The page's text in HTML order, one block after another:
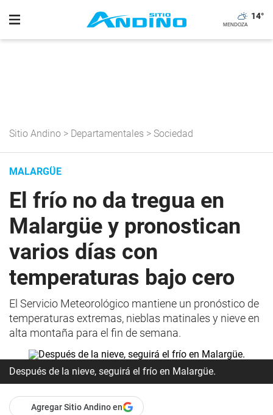
14°
Sitio Andino > Departamentales > Sociedad
MALARGÜE
El frío no da tregua en
Malargüe y pronostican
varios días con
temperaturas bajo cero
El Servicio Meteorológico mantiene un pronóstico de
temperaturas extremas, nieblas matinales y nieve en
alta montaña para el fin de semana.
Después de la nieve, seguirá el frío en Malargüe.
Agregar Sitio Andino en